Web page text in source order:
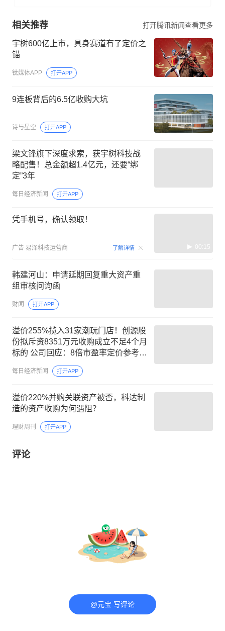
相关推荐 打开腾讯新闻查看更多
宇树600亿上市，具身赛道有了定价之
锚
钛媒体APP 打开APP
9连板背后的6.5亿收购大坑
诗与星空 打开APP
梁文锋旗下深度求索，获宇树科技战
略配售！总金额超1.4亿元，还要“绑
定”3年
每日经济新闻 打开APP
凭手机号，确认领取！
广告 易泽科技运营商 了解详情 00:15
韩建河山：申请延期回复重大资产重
组审核问询函
财闻 打开APP
溢价255%揽入31家潮玩门店！创源股
份拟斥资8351万元收购成立不足4个月
标的 公司回应：8倍市盈率定价参考了
每日经济新闻 打开APP
溢价220%并购关联资产被否，科达制
造的资产收购为何遇阻？
理财周刊 打开APP
评论
@元宝 写评论